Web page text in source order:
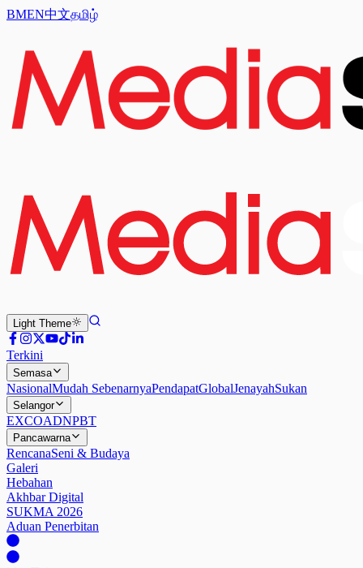
BMEN中文தமிழ்
Light Theme
Terkini
Semasa
NasionalMudah SebenarnyaPendapatGlobalJenayahSukan
Selangor
EXCOADNPBT
Pancawarna
RencanaSeni & Budaya
Galeri
Hebahan
Akhbar Digital
SUKMA 2026
Aduan Penerbitan